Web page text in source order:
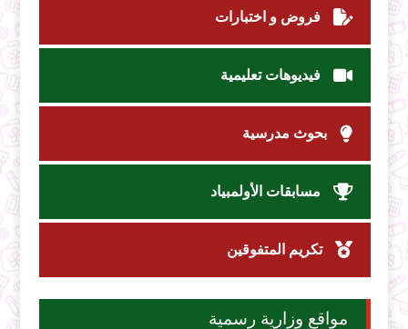
فروض و اختبارات
فيديوهات تعليمية
بحوث مدرسية
مسابقات الأولمبياد
تكريم المتفوقين
مواقع وزارية رسمية